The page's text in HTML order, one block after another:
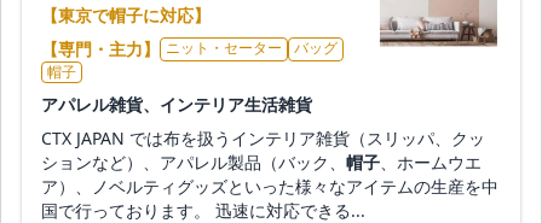
【東京で帽子に対応】
【専門・主力】
ニット・セーター
バッグ
帽子
アパレル雑貨、インテリア生活雑貨
CTX JAPAN では布を扱うインテリア雑貨（スリッパ、クッ
ションなど）、アパレル製品（バック、 帽子、ホームウエ
ア）、ノベルティグッズといった様々なアイテムの生産を中
国で行っております。 迅速に対応できる...